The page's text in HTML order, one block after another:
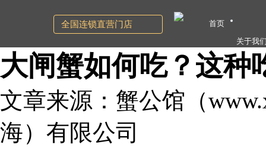
大闸蟹如何吃？这种
文章来源：蟹公馆（
海）有限公司
全国连锁直营门店
首页
关于我